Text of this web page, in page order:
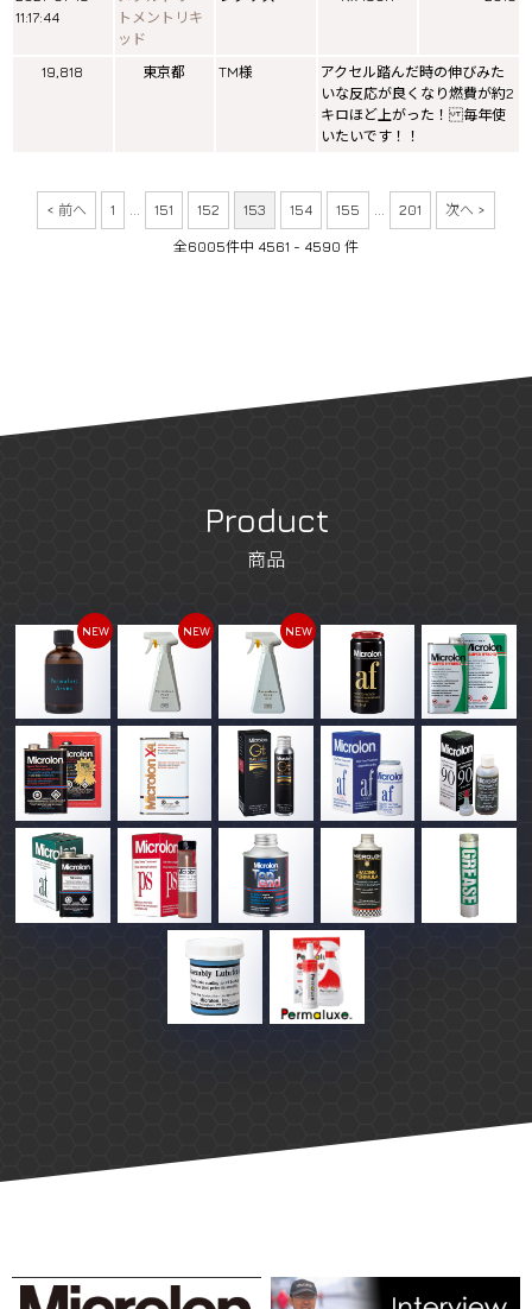
11:17:44
トメントリキ
ッド
19,818 東京都 TM様
アクセル踏んだ時の伸びみた
いな反応が良くなり燃費が約2
キロほど上がった！ 毎年使
いたいです！！
< 前へ 1 151 152 153 154 155 201 次へ >
全6005件中 4561 - 4590 件
Product
商品